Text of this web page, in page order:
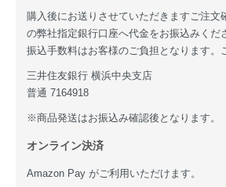
購入後にお送りさせていただきますご注文
の弊社指定銀行口座へ代金をお振込みくだ
振込手数料はお客様のご負担となります。
三井住友銀行 横浜中央支店
普通 7164918
※商品発送はお振込み確認後となります。
オンライン決済
Amazon Pay がご利用いただけます。